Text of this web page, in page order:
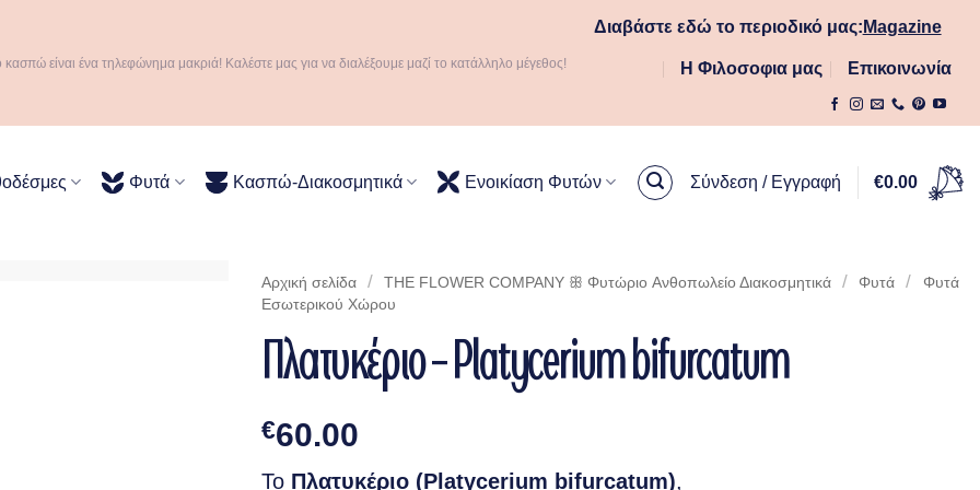
κασπώ είναι ένα τηλεφώνημα μακριά! Καλέστε μας για να διαλέξουμε μαζί το κατάλληλο μέγεθος!
Διαβάστε εδώ το περιοδικό μας: Magazine
Η Φιλοσοφια μας Επικοινωνία
Φυτά Κασπώ-Διακοσμητικά Ενοικίαση Φυτών Σύνδεση / Εγγραφή €0.00
Αρχική σελίδα / THE FLOWER COMPANY ꕥ Φυτώριο Aνθοπωλείο Διακοσμητικά / Φυτά /
Φυτά
Eσωτερικού Xώρου
Πλατυκέριο – Platycerium bifurcatum
€60.00
Το Πλατυκέριο (Platycerium bifurcatum),